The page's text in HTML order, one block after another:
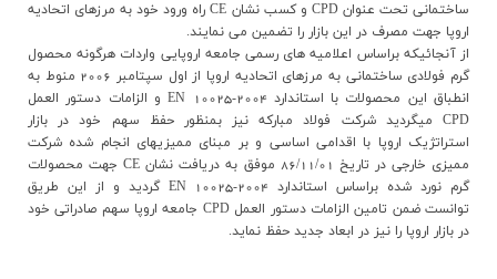
ساختماني تحت عنوان CPD و کسب نشان CE راه ورود خود به مرزهاي اتحاديه
اروپا جهت مصرف در اين بازار را تضمين مي نمايند.
از آنجائيکه براساس اعلاميه هاي رسمي جامعه اروپايي واردات هرگونه محصول
گرم فولادي ساختماني به مرزهاي اتحاديه اروپا از اول سپتامبر 2006 منوط به
انطباق اين محصولات با استاندارد EN 10025-2004 و الزامات دستور العمل
CPD ميگرديد شرکت فولاد مبارکه نيز بمنظور حفظ سهم خود در بازار
استراتژيک اروپا با اقدامي اساسي و بر مبناي مميزيهاي انجام شده شرکت
مميزي خارجي در تاريخ 86/11/01 موفق به دريافت نشان CE جهت محصولات
گرم نورد شده براساس استاندارد EN 10025-2004 گرديد و از اين طريق
توانست ضمن تامين الزامات دستور العمل CPD جامعه اروپا سهم صادراتي خود
در بازار اروپا را نيز در ابعاد جديد حفظ نمايد.